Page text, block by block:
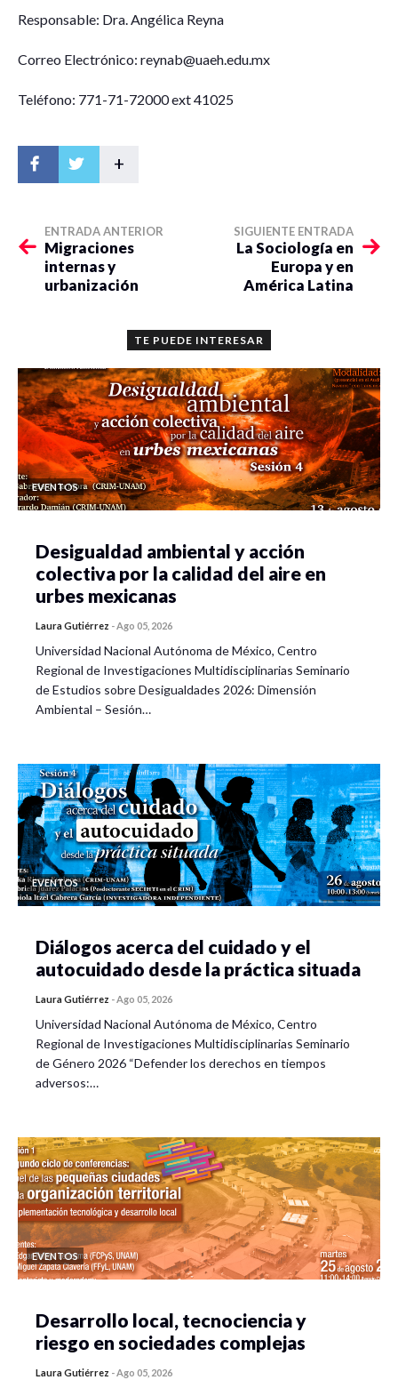
Responsable: Dra. Angélica Reyna
Correo Electrónico: reynab@uaeh.edu.mx
Teléfono: 771-71-72000 ext 41025
+
ENTRADA ANTERIOR
Migraciones
internas y
urbanización
SIGUIENTE ENTRADA
La Sociología en
Europa y en
América Latina
TE PUEDE INTERESAR
EVENTOS
Desigualdad ambiental y acción
colectiva por la calidad del aire en
urbes mexicanas
Laura Gutiérrez -Ago 05, 2026
Universidad Nacional Autónoma de México, Centro
Regional de Investigaciones Multidisciplinarias Seminario
de Estudios sobre Desigualdades 2026: Dimensión
Ambiental – Sesión…
EVENTOS
Diálogos acerca del cuidado y el
autocuidado desde la práctica situada
Laura Gutiérrez -Ago 05, 2026
Universidad Nacional Autónoma de México, Centro
Regional de Investigaciones Multidisciplinarias Seminario
de Género 2026 “Defender los derechos en tiempos
adversos:…
EVENTOS
Desarrollo local, tecnociencia y
riesgo en sociedades complejas
Laura Gutiérrez -Ago 05, 2026